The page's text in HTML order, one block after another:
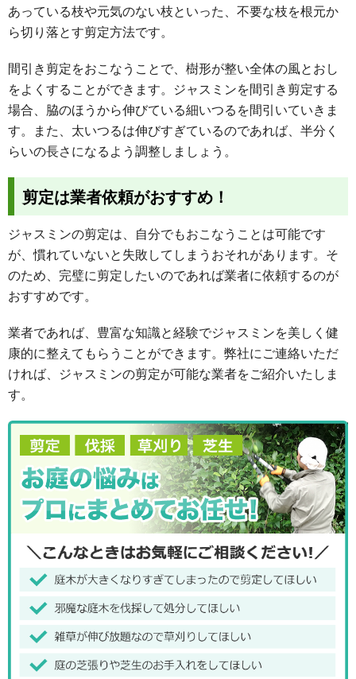
あっている枝や元気のない枝といった、不要な枝を根元か
ら切り落とす剪定方法です。
間引き剪定をおこなうことで、樹形が整い全体の風とおし
をよくすることができます。ジャスミンを間引き剪定する
場合、脇のほうから伸びている細いつるを間引いていきま
す。また、太いつるは伸びすぎているのであれば、半分く
らいの長さになるよう調整しましょう。
剪定は業者依頼がおすすめ！
ジャスミンの剪定は、自分でもおこなうことは可能です
が、慣れていないと失敗してしまうおそれがあります。そ
のため、完璧に剪定したいのであれば業者に依頼するのが
おすすめです。
業者であれば、豊富な知識と経験でジャスミンを美しく健
康的に整えてもらうことができます。弊社にご連絡いただ
ければ、ジャスミンの剪定が可能な業者をご紹介いたしま
す。